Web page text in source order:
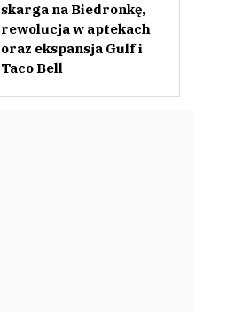
skarga na Biedronkę,
rewolucja w aptekach
oraz ekspansja Gulf i
Taco Bell